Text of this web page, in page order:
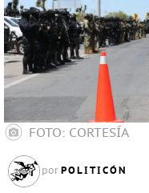
FOTO: CORTESÍA
por POLITICÓN